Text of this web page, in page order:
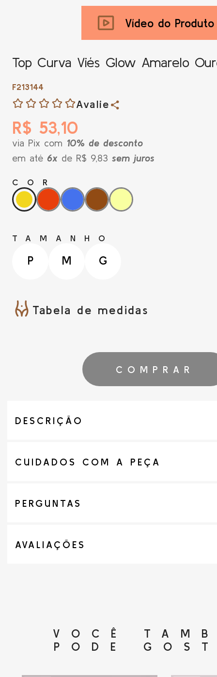
Vídeo do Produto
Top Curva Viés Glow Amarelo
F213144
Avalie
R$ 53,10
via Pix com 10% de desconto
em até 6x de R$ 9,83 sem juros
COR
TAMANHO
P M G
Tabela de medidas
COMPRAR
DESCRIÇÃO
CUIDADOS COM A PEÇA
PERGUNTAS
AVALIAÇÕES
VOCÊ
PODE